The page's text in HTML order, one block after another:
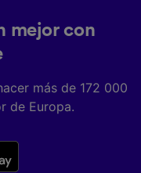
mejor con
más de 172 000
de Europa.
Tus
de rastreo si
asociados
su